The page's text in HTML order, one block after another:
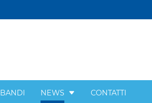
BANDI NEWS CONTATTI